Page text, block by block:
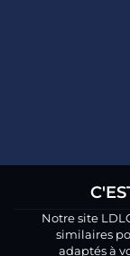
Notre site
similaires
adaptés à